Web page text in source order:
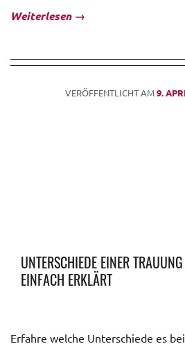
Weiterlesen →
VERÖFFENTLICHT AM9.
UNTERSCHIEDE EINER
EINFACH ERKLÄRT
Erfahre welche Unterschiede es